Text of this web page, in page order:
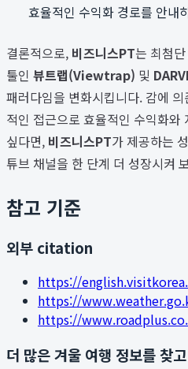
효율적인 수익화 경로를 안내
결론적으로, 비즈니스PT는 최첨
툴인 뷰트랩(Viewtrap) 및
패러다임을 변화시킵니다. 감에
적인 접근으로 효율적인 수익화와
싶다면, 비즈니스PT가 제공하는
튜브 채널을 한 단계 더 성장시켜
참고 기준
외부 citation
https://
https://
https://
더 많은 겨울 여행 정보를 찾